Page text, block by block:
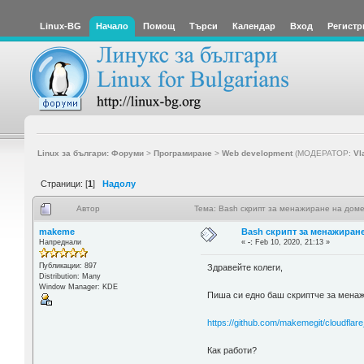
Linux-BG Начало Помощ Търси Календар Вход
Linux за българи: Форуми> Програмиране > Web development(МОДЕРАТОР:
Страници: [1] Надолу
Автор Тема: Bash скрипт за менажиране на
makeme
Напреднали
Публикации: 897
Distribution: Many
Window Manager: KDE
Bash скрипт за
«-: Feb 10, 2020, 21:13 »
Здравейте колеги,
Пиша си едно баш скриптче за
https://github.com/makemegit/
Как работи?